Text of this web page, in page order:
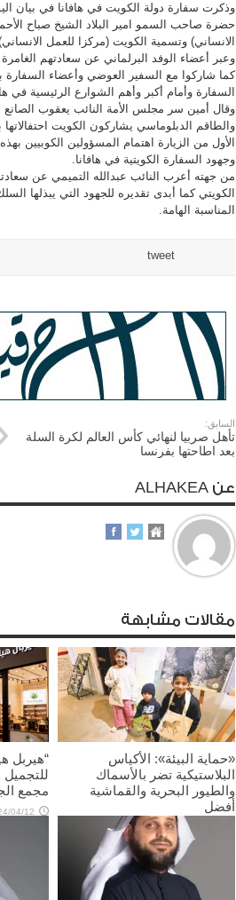
وذكرت سفارة دولة الكويت في هافانا في بيان
حضرة صاحب السمو امير البلاد الشيخ صباح
الانساني) وتسمية الكويت (مركزا للعمل
وعبر أعضاء الوفد البرلماني عن سعادتهم
كما شاركوا مع السفير العوضي وأعضاء
السفارة وأمام أكبر وأهم الشوارع الرئيسية في
وقال أمين سر مجلس الأمة النائب يعقوب الصانع
والطاقم الدبلوماسي يشاركون الكويت
الأول من الزيارة اهتمام المسؤولين الكوبيين
وجهود السفارة الكويتية في هافانا.
من جهته أعرب النائب عبدالله التميمي عن
الكويتي كما أبدى تقديره للجهود التي يبذلها
المناسبة الهامة.
tweet
السابق:
تأهل صربيا لنهائي كأس العالم لكرة السلة
بعد اطاحتها بفرنسا
عن ALHAKEA
مقالات مشابهة
«حماية البيئة»: الأكياس
البلاستيكية تضر بالأسماك
والطيور البحرية والقماشية
أفضل
2025/01/12
“هيربل
للتجميل
مجمع
04/12